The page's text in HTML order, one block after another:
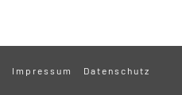
Impressum Datenschutz